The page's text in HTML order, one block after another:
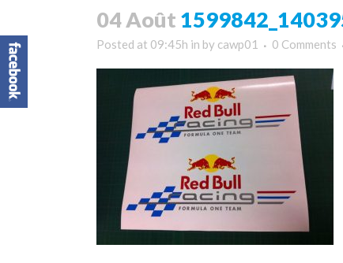
04 Août
Posted at 09:45h in by cawp01 0 Comments